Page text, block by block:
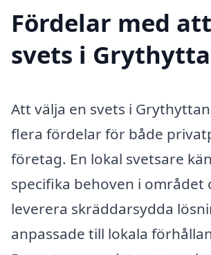
Fördelar med
svets i
Att välja en svets i
flera fördelar för både
företag. En lokal svetsare
specifika behoven i området
leverera skräddarsydda
anpassade till lokala